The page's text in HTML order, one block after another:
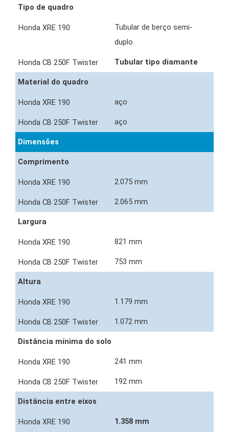
Tipo de quadro
Tubular de berço semi-
duplo
Tubular tipo diamante
Material do quadro
aço
aço
Dimensões
Comprimento
2.075 mm
2.065 mm
Largura
821 mm
753 mm
Altura
1.179 mm
1.072 mm
Distância mínima do solo
241 mm
192 mm
Distância entre eixos
1.358 mm